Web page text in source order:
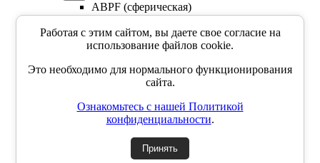
ABPF (сферическая)
BNM (сферическая)
Фрезы со сменными круглыми пластинами
Фрезы со сменными круглыми пластинами
EMR5R
EMR6R
Т-образная фреза
Фасочные фрезы со сменными пластинами
Работая с этим сайтом, вы даете свое согласие на
использование файлов cookie.
Это необходимо для нормального функционирования
сайта.
Ознакомьтесь с нашей Политикой
конфиденциальности.
Принять